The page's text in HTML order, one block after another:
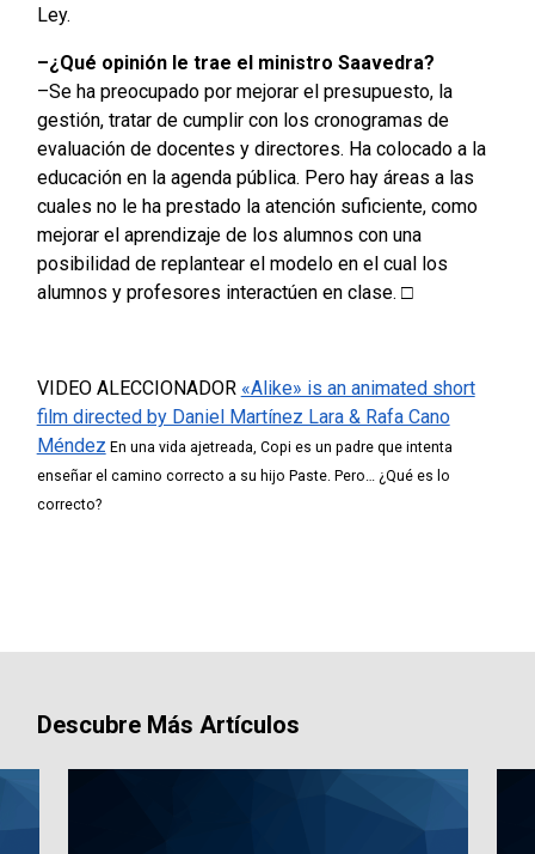
Ley.
–¿Qué opinión le trae el ministro Saavedra?
–Se ha preocupado por mejorar el presupuesto, la
gestión, tratar de cumplir con los cronogramas de
evaluación de docentes y directores. Ha colocado a la
educación en la agenda pública. Pero hay áreas a las
cuales no le ha prestado la atención suficiente, como
mejorar el aprendizaje de los alumnos con una
posibilidad de replantear el modelo en el cual los
alumnos y profesores interactúen en clase. □
VIDEO ALECCIONADOR «Alike» is an animated short
film directed by Daniel Martínez Lara & Rafa Cano
Méndez En una vida ajetreada, Copi es un padre que intenta
enseñar el camino correcto a su hijo Paste. Pero… ¿Qué es lo
correcto?
Descubre Más Artículos